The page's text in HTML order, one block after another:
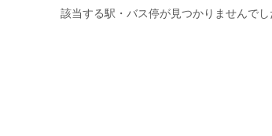
該当する駅・バス停が見つかりませんでし